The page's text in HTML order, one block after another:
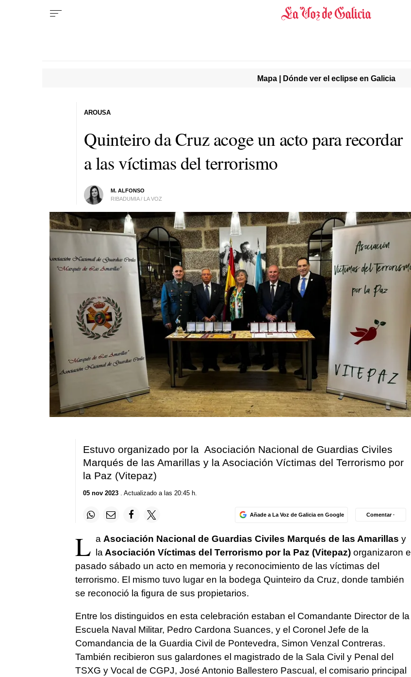
Mapa | Dónde ver el eclipse en Galicia
Quinteiro da Cruz acoge un acto para recordar
a las víctimas del terrorismo
M. ALFONSO
RIBADUMIA / LA VOZ
AROUSA
Estuvo organizado por la Asociación Nacional de Guardias Civiles
Marqués de las Amarillas y la Asociación Víctimas del Terrorismo por
la Paz (Vitepaz)
05 nov 2023. Actualizado a las 20:45 h.
Añade a La Voz de Galicia en Google Comentar ·
L a Asociación Nacional de Guardias Civiles Marqués de las Amarillas y
laAsociación Víctimas del Terrorismo por la Paz (Vitepaz)organizaron el
pasado sábado un acto en memoria y reconocimiento de las víctimas del
terrorismo. El mismo tuvo lugar en la bodega Quinteiro da Cruz, donde también
se reconoció la figura de sus propietarios.
Entre los distinguidos en esta celebración estaban el Comandante Director de la
Escuela Naval Militar, Pedro Cardona Suances, y el Coronel Jefe de la
Comandancia de la Guardia Civil de Pontevedra, Simon Venzal Contreras.
También recibieron sus galardones el magistrado de la Sala Civil y Penal del
TSXG y Vocal de CGPJ, José Antonio Ballestero Pascual, el comisario principal